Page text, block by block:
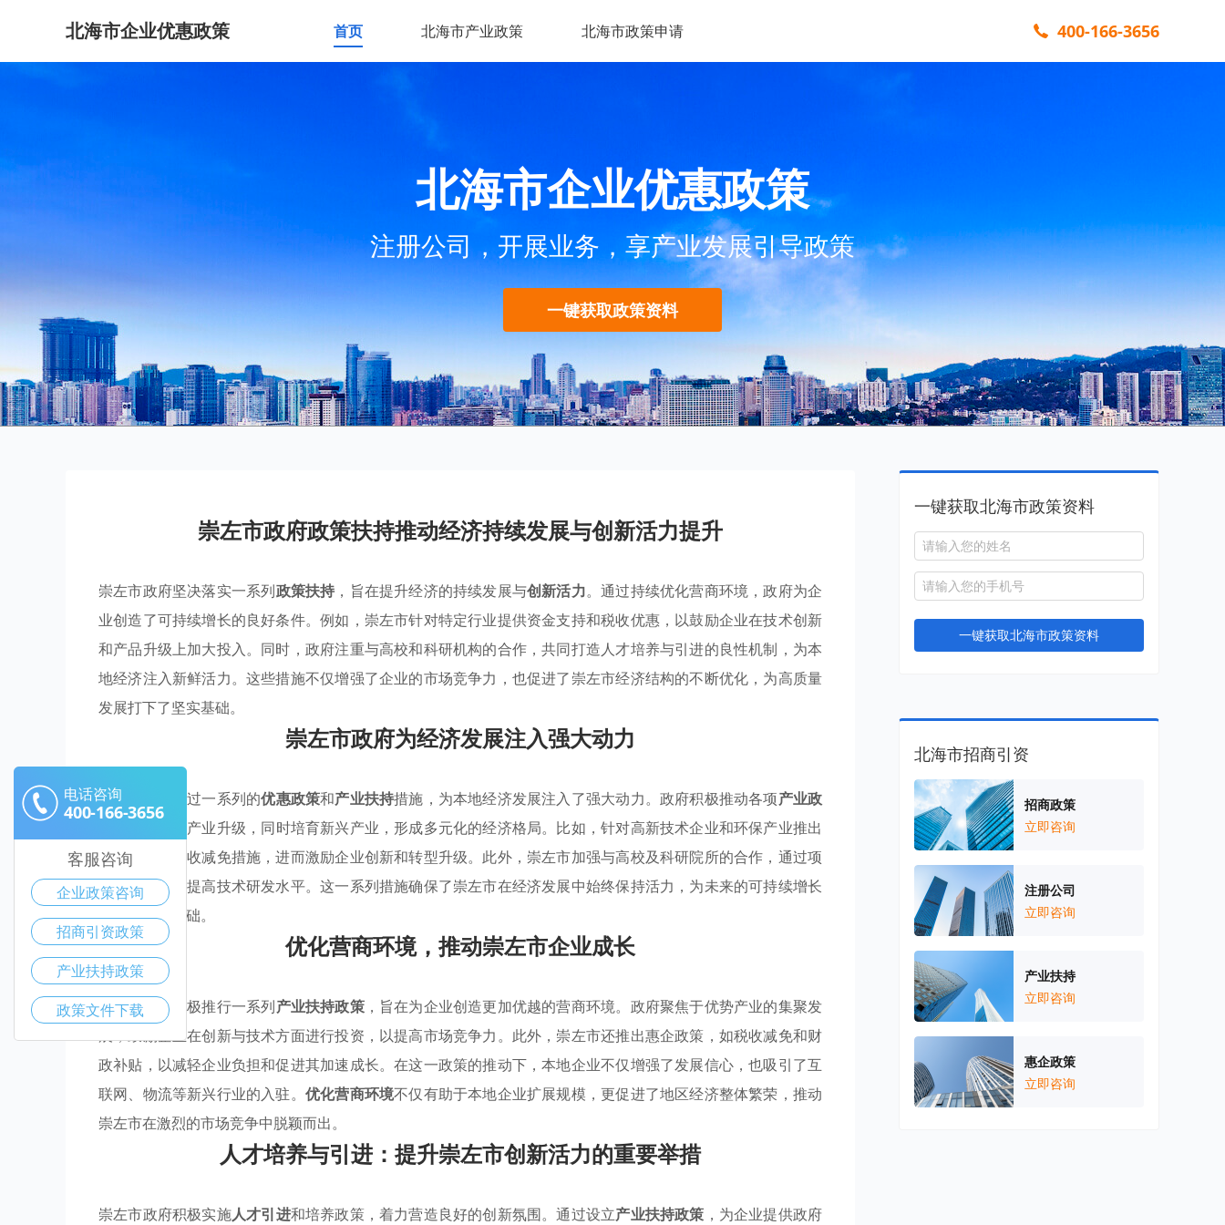
北海市企业优惠政策 首页 北海市产业政策 北海市政策申请 400-166-3656
北海市企业优惠政策
注册公司，开展业务，享产业发展引导政策
一键获取政策资料
崇左市政府政策扶持推动经济持续发展与创新活力提升
崇左市政府坚决落实一系列政策扶持 ，旨在提升经济的持续发展与创新活力。通过持续优化营商环境，政府为企
业创造了可持续增长的良好条件。例如，崇左市针对特定行业提供资金支持和税收优惠，以鼓励企业在技术创新
和产品升级上加大投入。同时，政府注重与高校和科研机构的合作，共同打造人才培养与引进的良性机制，为本
地经济注入新鲜活力。这些措施不仅增强了企业的市场竞争力，也促进了崇左市经济结构的不断优化，为高质量
发展打下了坚实基础。
崇左市政府为经济发展注入强大动力
崇左市政府通过一系列的优惠政策和产业扶持措施，为本地经济发展注入了强大动力。政府积极推动各项产业政
，促使传统产业升级，同时培育新兴产业，形成多元化的经济格局。比如，针对高新技术企业和环保产业推出
资金扶持与税收减免措施，进而激励企业创新和转型升级。此外，崇左市加强与高校及科研院所的合作，通过项
目对接，不断提高技术研发水平。这一系列措施确保了崇左市在经济发展中始终保持活力，为未来的可持续增长
奠定了坚实基础。
优化营商环境，推动崇左市企业成长
崇左市政府积极推行一系列产业扶持政策，旨在为企业创造更加优越的营商环境。政府聚焦于优势产业的集聚发
展，鼓励企业在创新与技术方面进行投资，以提高市场竞争力。此外，崇左市还推出惠企政策，如税收减免和财
政补贴，以减轻企业负担和促进其加速成长。在这一政策的推动下，本地企业不仅增强了发展信心，也吸引了互
联网、物流等新兴行业的入驻。 优化营商环境不仅有助于本地企业扩展规模，更促进了地区经济整体繁荣，推动
崇左市在激烈的市场竞争中脱颖而出。
人才培养与引进：提升崇左市创新活力的重要举措
崇左市政府积极实施人才引进和培养政策，着力营造良好的创新氛围。通过设立产业扶持政策 ，为企业提供政府
一键获取北海市政策资料
一键获取北海市政策资料
北海市招商引资
招商政策
立即咨询
注册公司
立即咨询
产业扶持
立即咨询
惠企政策
立即咨询
电话咨询
400-166-3656
客服咨询
企业政策咨询
招商引资政策
产业扶持政策
政策文件下载